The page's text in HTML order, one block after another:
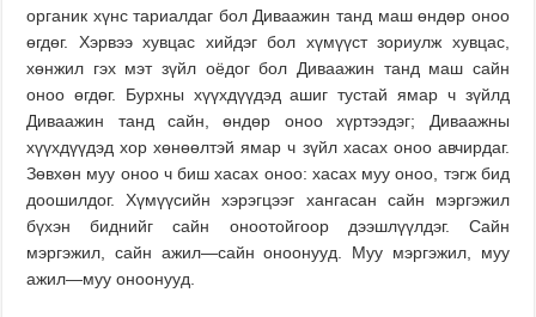
органик хүнс тариалдаг бол Диваажин танд маш өндөр оноо
өгдөг. Хэрвээ хувцас хийдэг бол хүмүүст зориулж хувцас,
хөнжил гэх мэт зүйл оёдог бол Диваажин танд маш сайн
оноо өгдөг. Бурхны хүүхдүүдэд ашиг тустай ямар ч зүйлд
Диваажин танд сайн, өндөр оноо хүртээдэг; Диваажны
хүүхдүүдэд хор хөнөөлтэй ямар ч зүйл хасах оноо авчирдаг.
Зөвхөн муу оноо ч биш хасах оноо: хасах муу оноо, тэгж бид
доошилдог. Хүмүүсийн хэрэгцээг хангасан сайн мэргэжил
бүхэн биднийг сайн оноотойгоор дээшлүүлдэг. Сайн
мэргэжил, сайн ажил—сайн оноонууд. Муу мэргэжил, муу
ажил—муу оноонууд.